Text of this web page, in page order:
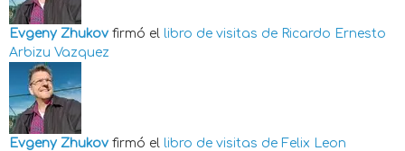
Evgeny Zhukov firmó el libro de visitas de Ricardo Ernesto
Arbizu Vazquez
Evgeny Zhukov firmó el libro de visitas de Felix Leon